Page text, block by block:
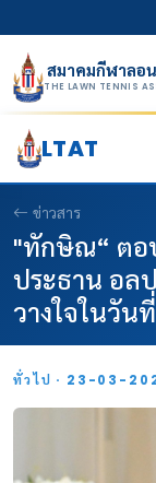
สมาคมกีฬาลอ
THE LAWN TENNIS
LTAT
ข่าวสาร
"ทักษิณ“ ตอ
ประธาน อล
วางใจในวัน
ทั่วไป · 23-03-